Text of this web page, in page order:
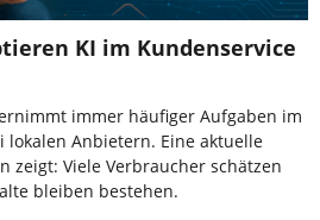
KI im Kundenservice
immer häufiger Aufgaben im
lokalen Anbietern. Eine aktuelle
zeigt: Viele Verbraucher schätzen
bleiben bestehen.